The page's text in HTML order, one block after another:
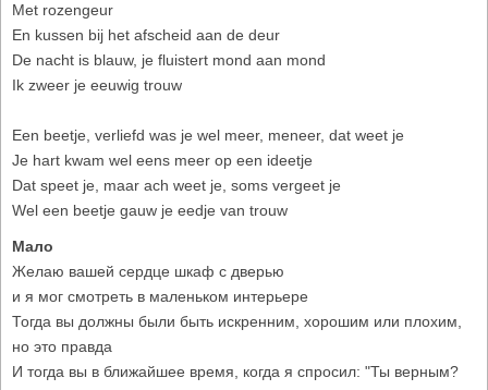
Met rozengeur
En kussen bij het afscheid aan de deur
De nacht is blauw, je fluistert mond aan mond
Ik zweer je eeuwig trouw
Een beetje, verliefd was je wel meer, meneer, dat weet je
Je hart kwam wel eens meer op een ideetje
Dat speet je, maar ach weet je, soms vergeet je
Wel een beetje gauw je eedje van trouw
Мало
Желаю вашей сердце шкаф с дверью
и я мог смотреть в маленьком интерьере
Тогда вы должны были быть искренним, хорошим или плохим,
но это правда
И тогда вы в ближайшее время, когда я спросил: "Ты верным?